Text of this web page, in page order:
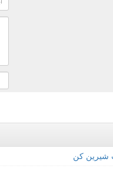
شیرین کن